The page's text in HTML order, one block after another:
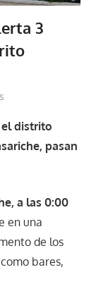
3
el distrito
pasan
a las 0:00
en una
de los
bares,